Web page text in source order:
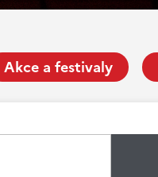
Akce a festivaly